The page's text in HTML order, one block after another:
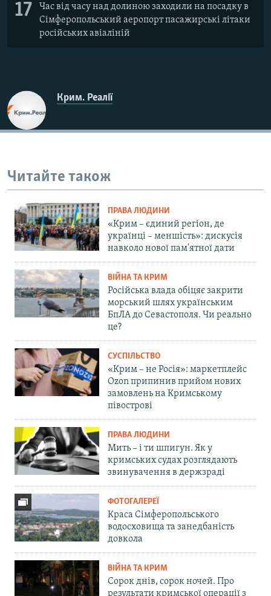
17
Час від часу над долиною заходили на посадку в
Сімферопольський аеропорт пасажирські літаки
російських авіаліній
Крим. Реалії
Читайте також
ПРАВА ЛЮДИНИ
«Крим – єдиний регіон, де
українці – меншість»: дискусія
навколо нової пам'ятної дати
ВІЙНА ТА КРИМ
Російська влада обіцяє закрити
морський шлях українським
БпЛА до Севастополя. Чи реально
це?
СУСПІЛЬСТВО
«Крим – не Росія»: маркетплейс
Ozon припинив прийом нових
замовлень на Кримському
півострові
ПРАВА ЛЮДИНИ
Мить – і ти шпигун. Як у
кримських судах розглядають
звинувачення в держзраді
ФОТОГАЛЕРЕЇ
Краса Сімферопольського
водосховища та занедбаність
довкола
ВІЙНА ТА КРИМ
Сорок днів, сорок ночей. Про
результати кримської операції з